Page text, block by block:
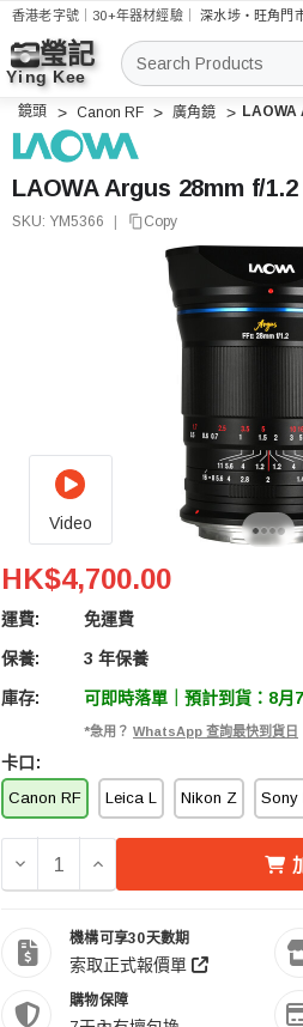
香港老字號｜30+年器材經驗｜深水埗・旺角門
搜
鏡頭 Canon RF 廣角鏡
LAOWA Argus 28mm f/
SKU: YM5366 Copy
Video
LAOWA Argus 28mm F/1.2 FF
HK$4,700.00
運費: 免運費
保養: 3 年保養
庫存: 可即時落單｜預計到貨：8月
*急用？ WhatsApp 查詢最快到貨日
卡口:
Canon RF Leica L Nikon Z Sony
減少 LAOWA ARGUS 28MM F/
增加 LAOWA ARGUS
機構可享30天數期
索取正式報價單
購物保障